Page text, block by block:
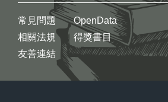
常見問題
相關法規
友善連結
OpenData
得獎書目